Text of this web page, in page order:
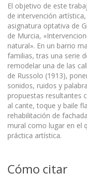
El objetivo de este
de intervención
asignatura optativa de
de Murcia,
natural». En un barrio
familias, tras una serie
remodelar una de las
de Russolo (1913),
sonidos, ruidos y
propuestas resultantes
al cante, toque y baile
rehabilitación de
mural como lugar en el
práctica artística.
Cómo citar